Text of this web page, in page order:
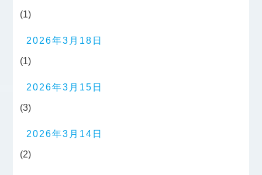
(1)
2026年3月18日
(1)
2026年3月15日
(3)
2026年3月14日
(2)